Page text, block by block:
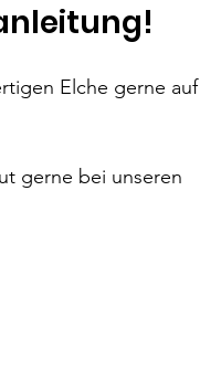
Elche gerne auf
gerne bei unseren